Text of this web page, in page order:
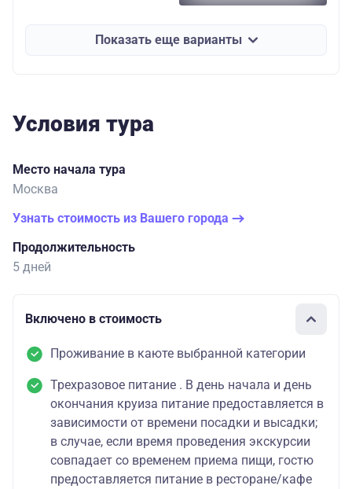
Показать еще варианты
Условия тура
Место начала тура
Москва
Узнать стоимость из Вашего города
Продолжительность
5 дней
Включено в стоимость
Проживание в каюте выбранной категории
Трехразовое питание . В день начала и день
окончания круиза питание предоставляется в
зависимости от времени посадки и высадки;
в случае, если время проведения экскурсии
совпадает со временем приема пищи, гостю
предоставляется питание в ресторане/кафе